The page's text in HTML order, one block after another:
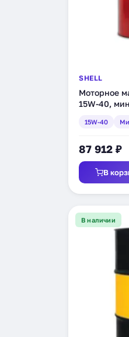
SHELL
Моторное
15W-40,
15W-40
87 912 ₽
В
В наличии